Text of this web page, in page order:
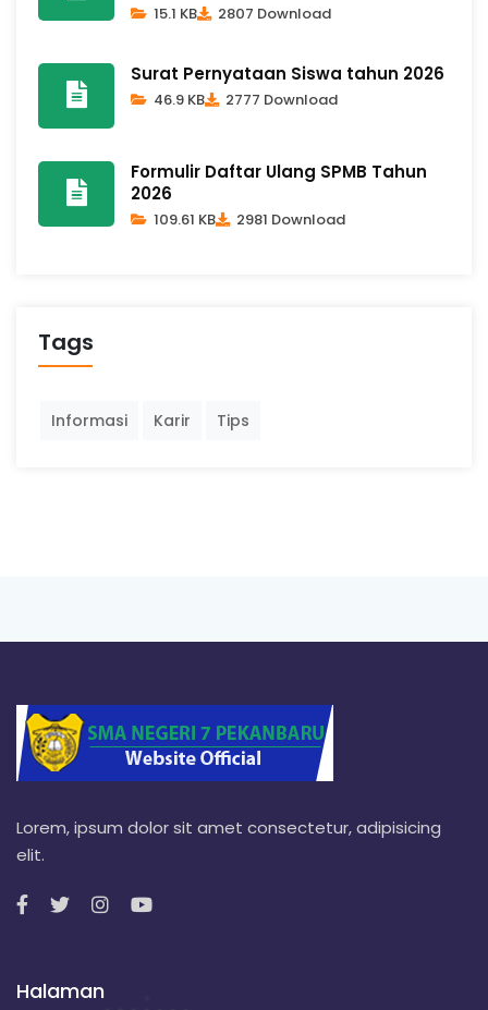
15.1 KB 2807 Download
Surat Pernyataan Siswa tahun 2026
46.9 KB 2777 Download
Formulir Daftar Ulang SPMB Tahun
2026
109.61 KB 2981 Download
Tags
Informasi Karir Tips
Lorem, ipsum dolor sit amet consectetur, adipisicing
elit.
Halaman